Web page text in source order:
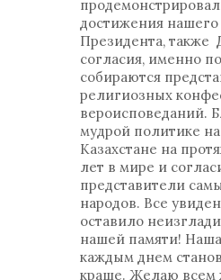
достижения
Президента, также
согласия, именно
собираются
религиозных
вероисповеданий.
мудрой политике
Казахстане на
лет в мире и
представители
народов. Все
оставило
нашей памяти!
каждым днем
краше. Желаю всем